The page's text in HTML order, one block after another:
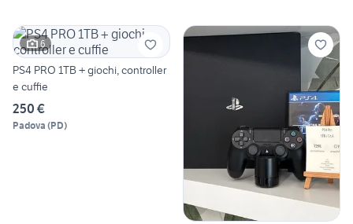
6
PS4 PRO 1TB + giochi, controller
e cuffie
250 €
Padova (PD)